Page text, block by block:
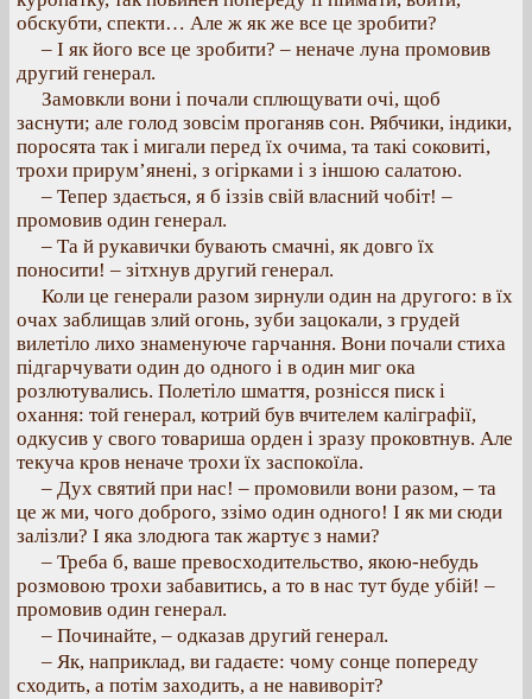
обскубти, спекти… Але ж як же все це зробити?
– І як його все це зробити? – неначе луна промовив
другий генерал.
Замовкли вони і почали сплющувати очі, щоб
заснути; але голод зовсім проганяв сон. Рябчики, індики,
поросята так і мигали перед їх очима, та такі соковиті,
трохи прирум’янені, з огірками і з іншою салатою.
– Тепер здається, я б іззів свій власний чобіт! –
промовив один генерал.
– Та й рукавички бувають смачні, як довго їх
поносити! – зітхнув другий генерал.
Коли це генерали разом зирнули один на другого: в їх
очах заблищав злий огонь, зуби зацокали, з грудей
вилетіло лихо знаменуюче гарчання. Вони почали стиха
підгарчувати один до одного і в один миг ока
розлютувались. Полетіло шмаття, рознісся писк і
охання: той генерал, котрий був вчителем каліграфії,
одкусив у свого товариша орден і зразу проковтнув. Але
текуча кров неначе трохи їх заспокоїла.
– Дух святий при нас! – промовили вони разом, – та
це ж ми, чого доброго, ззімо один одного! І як ми сюди
залізли? І яка злодюга так жартує з нами?
– Треба б, ваше превосходительство, якою-небудь
розмовою трохи забавитись, а то в нас тут буде убій! –
промовив один генерал.
– Починайте, – одказав другий генерал.
– Як, наприклад, ви гадаєте: чому сонце попереду
сходить, а потім заходить, а не навиворіт?